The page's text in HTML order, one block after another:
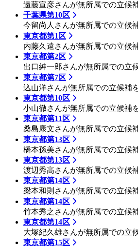
遠藤宣彦さんが無所属での立候
千葉県第10区
今留尚人さんが無所属での立候
東京都第1区
内藤久遠さんが無所属での立候
東京都第2区
出口紳一郎さんが無所属での立
東京都第7区
込山洋さんが無所属での立候補
東京都第10区
小山徹さんが無所属での立候補
東京都第11区
桑島康文さんが無所属での立候
東京都第13区
橋本孫美さんが無所属での立候
東京都第13区
渡辺秀高さんが無所属での立候
東京都第14区
梁本和則さんが無所属での立候
東京都第14区
竹本秀之さんが無所属での立候
東京都第14区
大塚紀久雄さんが無所属での立
東京都第15区